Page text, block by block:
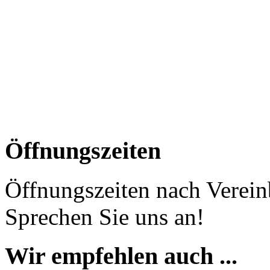
Öffnungszeiten
Öffnungszeiten nach
Sprechen Sie uns an!
Wir empfehlen auch ...